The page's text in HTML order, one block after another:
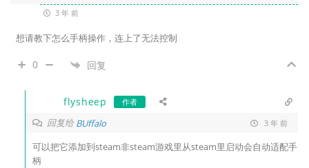
3 年 前
想请教下怎么手柄操作，连上了无法控制
0 回复
flysheep 作者
回复给BUffalo 3 年 前
可以把它添加到steam非steam游戏里从steam里启动会自动适配手
柄